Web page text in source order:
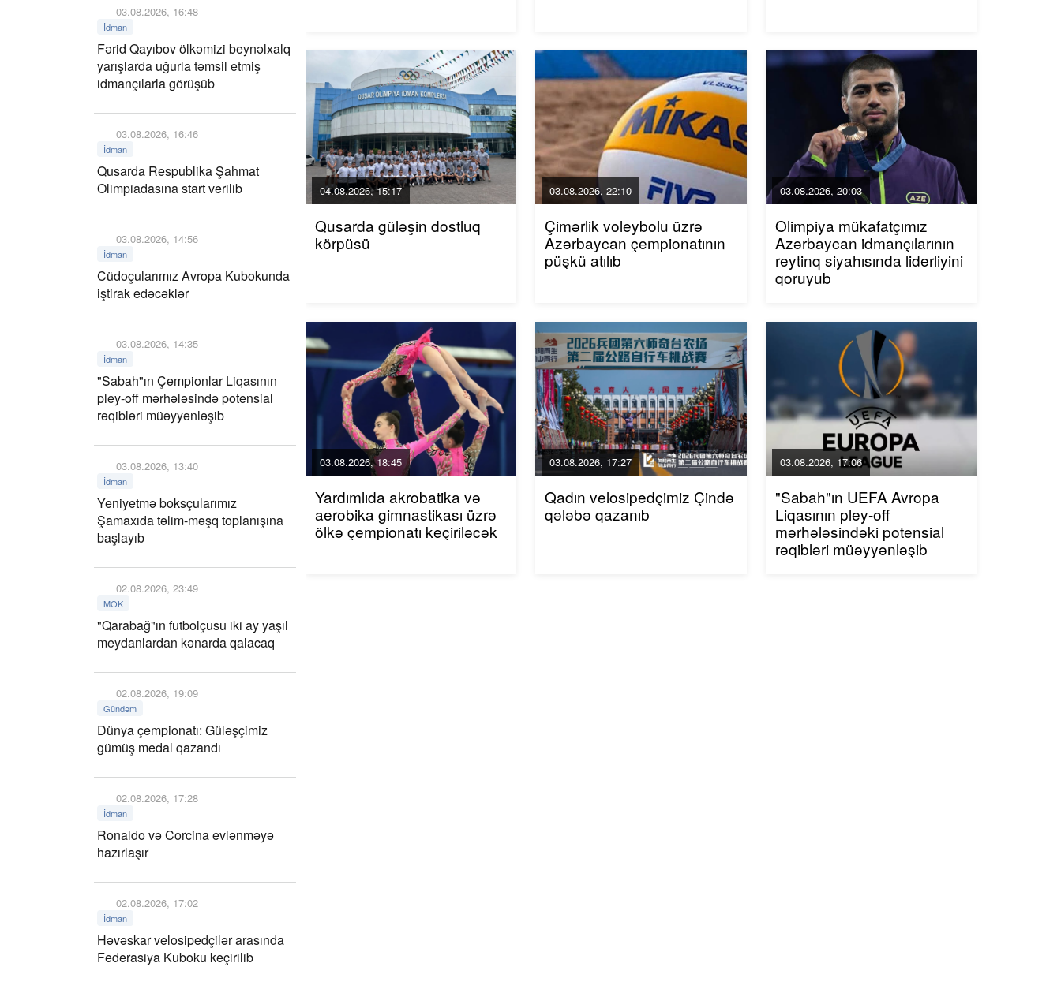
03.08.2026, 16:48
İdman
Fərid Qayıbov ölkəmizi beynəlxalq
yarışlarda uğurla təmsil etmiş
idmançılarla görüşüb
03.08.2026, 16:46
İdman
Qusarda Respublika Şahmat
Olimpiadasına start verilib
03.08.2026, 14:56
İdman
Cüdoçularımız Avropa Kubokunda
iştirak edəcəklər
03.08.2026, 14:35
İdman
"Sabah"ın Çempionlar Liqasının
pley-off mərhələsində potensial
rəqibləri müəyyənləşib
03.08.2026, 13:40
İdman
Yeniyetmə boksçularımız
Şamaxıda təlim-məşq toplanışına
başlayıb
02.08.2026, 23:49
MOK
"Qarabağ"ın futbolçusu iki ay yaşıl
meydanlardan kənarda qalacaq
02.08.2026, 19:09
Gündəm
Dünya çempionatı: Güləşçimiz
gümüş medal qazandı
02.08.2026, 17:28
İdman
Ronaldo və Corcina evlənməyə
hazırlaşır
02.08.2026, 17:02
İdman
Həvəskar velosipedçilər arasında
Federasiya Kuboku keçirilib
04.08.2026, 15:17
Qusarda güləşin dostluq
körpüsü
03.08.2026, 22:10
Çimərlik voleybolu üzrə
Azərbaycan çempionatının
püşkü atılıb
03.08.2026, 20:03
Olimpiya mükafatçımız
Azərbaycan idmançılarının
reytinq siyahısında liderliyini
qoruyub
03.08.2026, 18:45
Yardımlıda akrobatika və
aerobika gimnastikası üzrə
ölkə çempionatı keçiriləcək
03.08.2026, 17:27
Qadın velosipedçimiz Çində
qələbə qazanıb
03.08.2026, 17:06
"Sabah"ın UEFA Avropa
Liqasının pley-off
mərhələsindəki potensial
rəqibləri müəyyənləşib